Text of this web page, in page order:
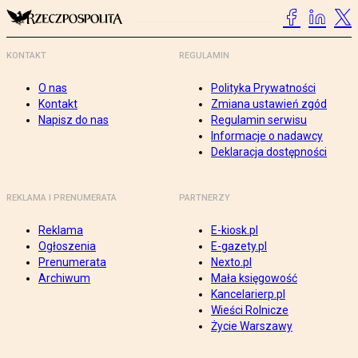
KONTAKT
O nas
Kontakt
Napisz do nas
REGULAMIN
Polityka Prywatności
Zmiana ustawień zgód
Regulamin serwisu
Informacje o nadawcy
Deklaracja dostępności
REKLAMA I PRENUMERATA
Reklama
Ogłoszenia
Prenumerata
Archiwum
PARTNERZY
E-kiosk.pl
E-gazety.pl
Nexto.pl
Mała księgowość
Kancelarierp.pl
Wieści Rolnicze
Życie Warszawy